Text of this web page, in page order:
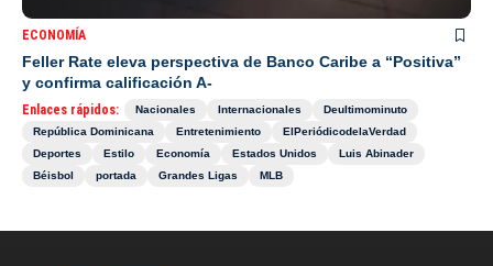
ECONOMÍA
Feller Rate eleva perspectiva de Banco Caribe a “Positiva”
y confirma calificación A-
Enlaces rápidos: Nacionales Internacionales
Deultimominuto
República Dominicana
Entretenimiento
ElPeriódicodelaVerdad
Deportes
Estilo Economía Estados Unidos
Luis Abinader
Béisbol
portada Grandes Ligas MLB